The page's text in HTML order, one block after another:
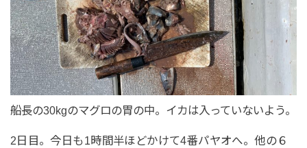
船長の30kgのマグロの胃の中。イカは入っていないよう。
2日目。今日も1時間半ほどかけて4番パヤオへ。他の６